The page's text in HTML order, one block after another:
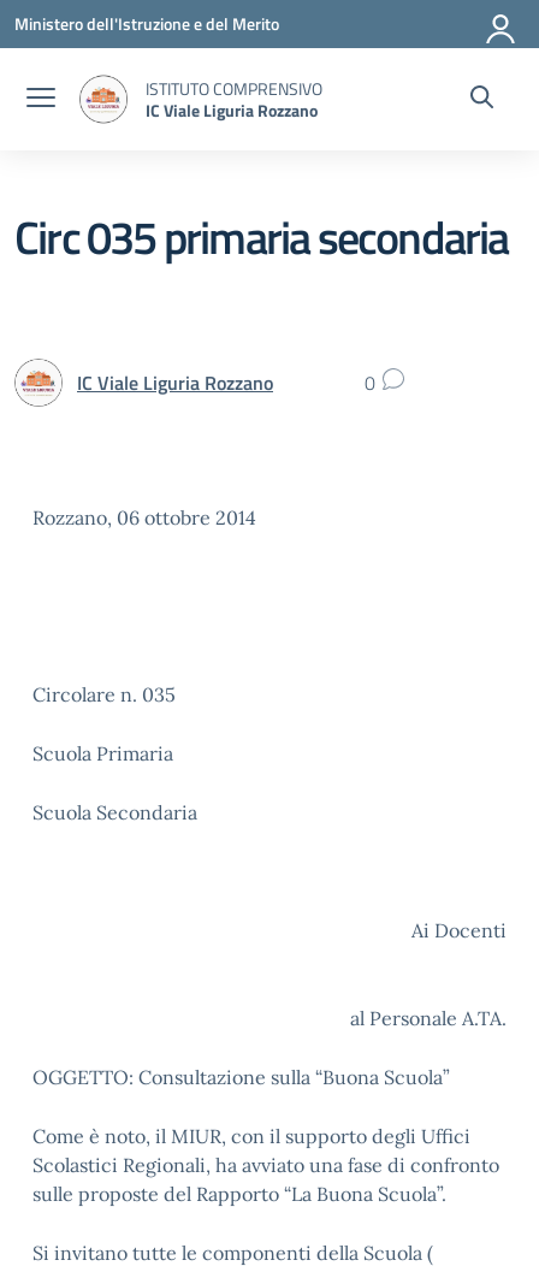
Vai ai contenuti
Vai al menu di navigazione
Vai al footer
Ministero dell'Istruzione e del Merito
ISTITUTO COMPRENSIVO
IC Viale Liguria Rozzano
Circ 035 primaria secondaria
IC Viale Liguria Rozzano 0
Rozzano, 06 ottobre 2014
Circolare n. 035
Scuola Primaria
Scuola Secondaria
Ai Docenti
al Personale A.TA.
OGGETTO: Consultazione sulla “Buona Scuola”
Come è noto, il MIUR, con il supporto degli Uffici
Scolastici Regionali, ha avviato una fase di confronto
sulle proposte del Rapporto “La Buona Scuola”.
Si invitano tutte le componenti della Scuola (